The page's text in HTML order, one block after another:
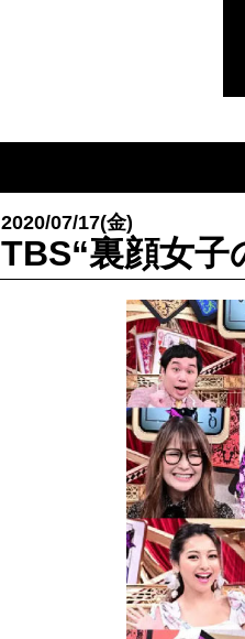
2020/07/17(金)
TBS“裏顔女